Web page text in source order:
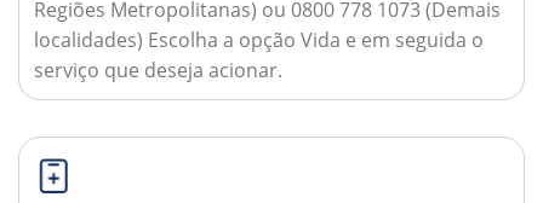
Regiões Metropolitanas) ou 0800 778 1073 (Demais
localidades) Escolha a opção Vida e em seguida o
serviço que deseja acionar.